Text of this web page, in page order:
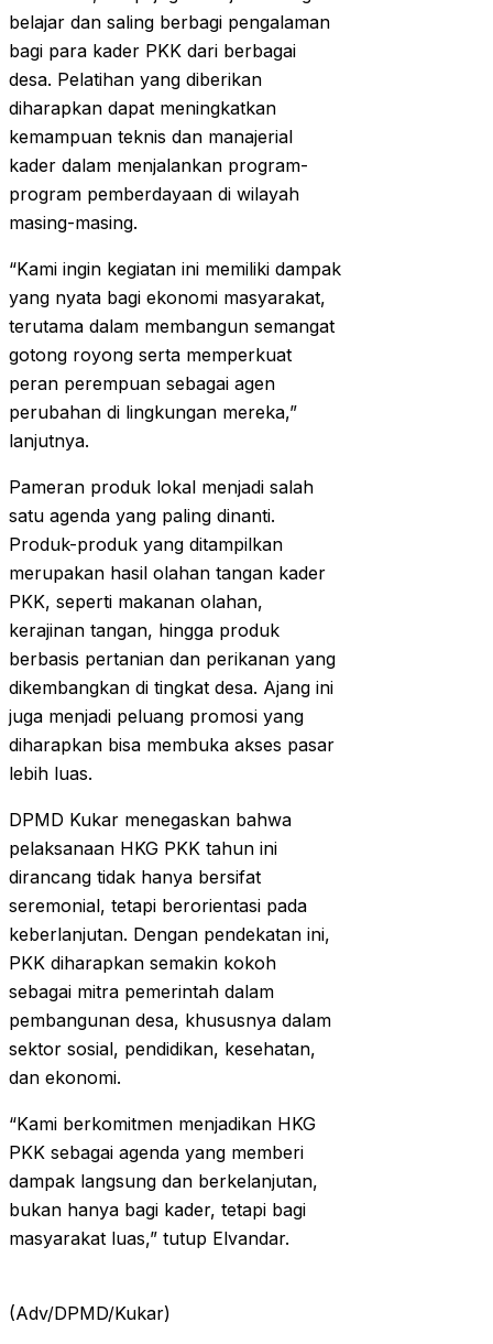
belajar dan saling berbagi pengalaman
bagi para kader PKK dari berbagai
desa. Pelatihan yang diberikan
diharapkan dapat meningkatkan
kemampuan teknis dan manajerial
kader dalam menjalankan program-
program pemberdayaan di wilayah
masing-masing.
“Kami ingin kegiatan ini memiliki dampak
yang nyata bagi ekonomi masyarakat,
terutama dalam membangun semangat
gotong royong serta memperkuat
peran perempuan sebagai agen
perubahan di lingkungan mereka,”
lanjutnya.
Pameran produk lokal menjadi salah
satu agenda yang paling dinanti.
Produk-produk yang ditampilkan
merupakan hasil olahan tangan kader
PKK, seperti makanan olahan,
kerajinan tangan, hingga produk
berbasis pertanian dan perikanan yang
dikembangkan di tingkat desa. Ajang ini
juga menjadi peluang promosi yang
diharapkan bisa membuka akses pasar
lebih luas.
DPMD Kukar menegaskan bahwa
pelaksanaan HKG PKK tahun ini
dirancang tidak hanya bersifat
seremonial, tetapi berorientasi pada
keberlanjutan. Dengan pendekatan ini,
PKK diharapkan semakin kokoh
sebagai mitra pemerintah dalam
pembangunan desa, khususnya dalam
sektor sosial, pendidikan, kesehatan,
dan ekonomi.
“Kami berkomitmen menjadikan HKG
PKK sebagai agenda yang memberi
dampak langsung dan berkelanjutan,
bukan hanya bagi kader, tetapi bagi
masyarakat luas,” tutup Elvandar.
(Adv/DPMD/Kukar)